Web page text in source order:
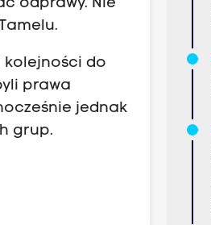
odprawy. Nie
kolejności do
prawa
jednak
grup.